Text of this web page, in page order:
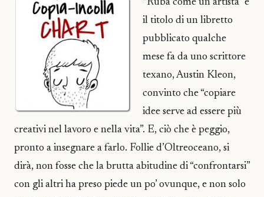
“Ruba come un artista” è
il titolo di un libretto
pubblicato qualche
mese fa da uno scrittore
texano, Austin Kleon,
convinto che “copiare
idee serve ad essere più
creativi nel lavoro e nella vita”. E, ciò che è peggio,
pronto a insegnare a farlo. Follie d’Oltreoceano, si
dirà, non fosse che la brutta abitudine di “confrontarsi”
con gli altri ha preso piede un po’ ovunque, e non solo